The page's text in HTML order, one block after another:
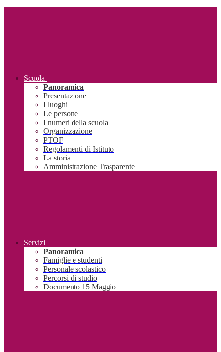
Scuola
Panoramica
Presentazione
I luoghi
Le persone
I numeri della scuola
Organizzazione
PTOF
Regolamenti di Istituto
La storia
Amministrazione Trasparente
Servizi
Panoramica
Famiglie e studenti
Personale scolastico
Percorsi di studio
Documento 15 Maggio